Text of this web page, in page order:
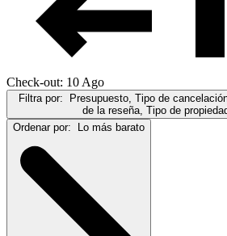
Check-out: 10 Ago
Filtra por: Presupuesto, Tipo de
de la reseña, Tipo de
Ordenar por: Lo más barato